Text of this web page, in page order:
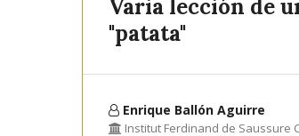
Varia lección de
"patata"
Enrique Ballón Aguirre
Institut Ferdinand de Saussure